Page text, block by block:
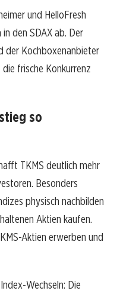
und HelloFresh
den SDAX ab. Der
der Kochboxenanbieter
frische Konkurrenz
so
TKMS deutlich mehr
Besonders
physisch nachbilden
Aktien kaufen.
Aktien erwerben und
Wechseln: Die